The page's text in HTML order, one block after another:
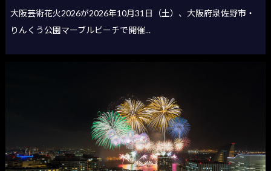
大阪芸術花火2026が2026年10月31日（土）、大阪府泉佐野市・
りんくう公園マーブルビーチで開催...